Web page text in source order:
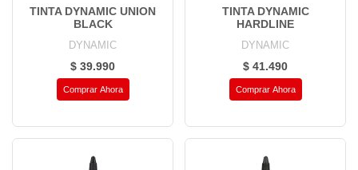
TINTA DYNAMIC UNION
BLACK
DYNAMIC
$ 39.990
Comprar Ahora
TINTA DYNAMIC
HARDLINE
DYNAMIC
$ 41.490
Comprar Ahora